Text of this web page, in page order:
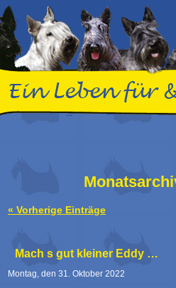
« Vorherige Einträge
Mach s gut kleiner Eddy …
Montag, den 31. Oktober 2022